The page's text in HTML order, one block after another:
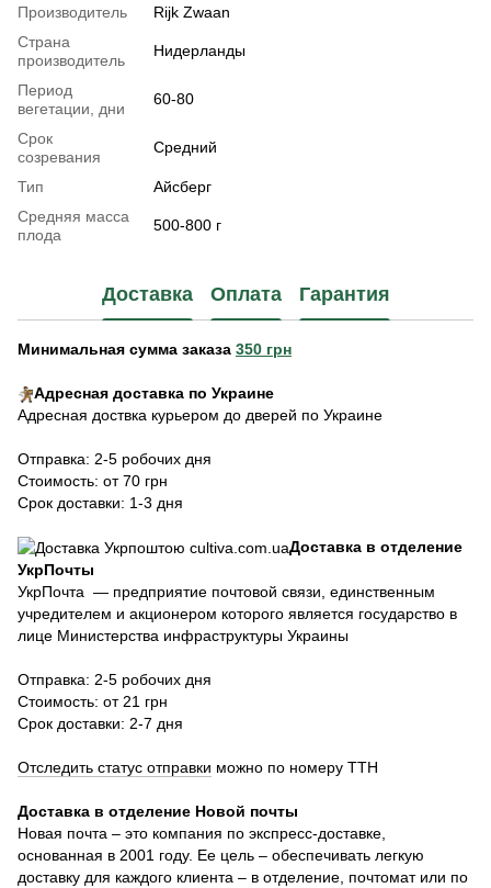
Производитель
Rijk Zwaan
Страна
производитель
Нидерланды
Период
вегетации, дни
60-80
Срок
созревания
Средний
Тип
Айсберг
Средняя масса
плода
500-800 г
Доставка Оплата Гарантия
Минимальная сумма заказа 350 грн
Адресная доставка по Украине
Адресная доствка курьером до дверей по Украине
Отправка: 2-5 робочих дня
Стоимость: от 70 грн
Срок доставки: 1-3 дня
Доставка в отделение
УкрПочты
УкрПочта — предприятие почтовой связи, единственным
учредителем и акционером которого является государство в
лице Министерства инфраструктуры Украины
Отправка: 2-5 робочих дня
Стоимость: от 21 грн
Срок доставки: 2-7 дня
Отследить статус отправки можно по номеру ТТН
Доставка в отделение Новой почты
Новая почта – это компания по экспресс-доставке,
основанная в 2001 году. Ее цель – обеспечивать легкую
доставку для каждого клиента – в отделение, почтомат или по